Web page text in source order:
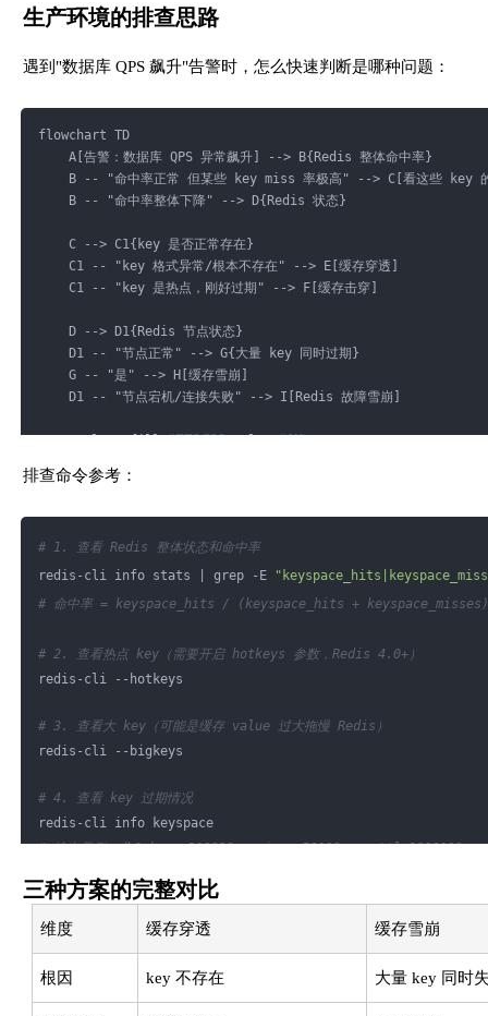
} catch (InterruptedException e) {
return null ;
// 简化版：这里直接删除，生产环境要用 Lua 脚本保证原
redisTemplate.delete(lockKey);
}
privatestaticfinal ExecutorService REBUILD_EXECUTOR =
public Product
String cacheKey = "product:" + productId;
String cached =
if (cached == null) {
// key 不存在（未预热），直接返回 null
// 热点 key 需要在活动开始前预热写入
return
null;
}
CacheWrapper<Product> wrapper =
// 检查逻辑过期时间
return wrapper.getData();
}
String lockKey = LOCK_PREFIX + productId;
Boolean locked = redisTemplate.opsForValue()
if
(Boolean.TRUE.equals(locked)) {
REBUILD_EXECUTOR.submit(() -> {
try {
// 重建：新数据 + 新的逻辑过期时间
CacheWrapper<Product> newWrapper = new
freshData,
);
// 不设物理过期时间（或设一个很长的时间）
redisTemplate.opsForValue().set(
生产环境的排查思路
遇到"数据库 QPS 飙升"告警时，怎么快速判断是哪种问题：
flowchart TD
A[告警：数据库 QPS 异常飙升] --> B{Redis 整体命中率}
B -- "命中率正常 但某些 key miss 率极高" --> C[看这些 key
B -- "命中率整体下降" --> D{Redis 状态}
C --> C1{key 是否正常存在}
C1 -- "key 格式异常/根本不存在" --> E[缓存穿透]
C1 -- "key 是热点，刚好过期" --> F[缓存击穿]
D --> D1{Redis 节点状态}
D1 -- "节点正常" --> G{大量 key 同时过期}
G -- "是" --> H[缓存雪崩]
D1 -- "节点宕机/连接失败" --> I[Redis 故障雪崩]
style E fill:#FF8C00,color:#fff
style H fill:
排查命令参考：
# 1. 查看 Redis 整体状态和命中率
redis-cli info stats | grep -E
# 命中率 = keyspace_hits / (keyspace_hits + keyspace_misses)
# 2. 查看热点 key（需要开启 hotkeys 参数，Redis 4.0+）
redis-cli --hotkeys
# 3. 查看大 key（可能是缓存 value 过大拖慢 Redis）
redis-cli --bigkeys
# 4. 查看 key 过期情况
redis-cli info keyspace
# 输出示例：db0:keys=100000,expires=50000,avg_ttl=1800000
三种方案的完整对比
维度 缓存穿透 缓存雪崩
根因 key 不存在 大量 key 同时